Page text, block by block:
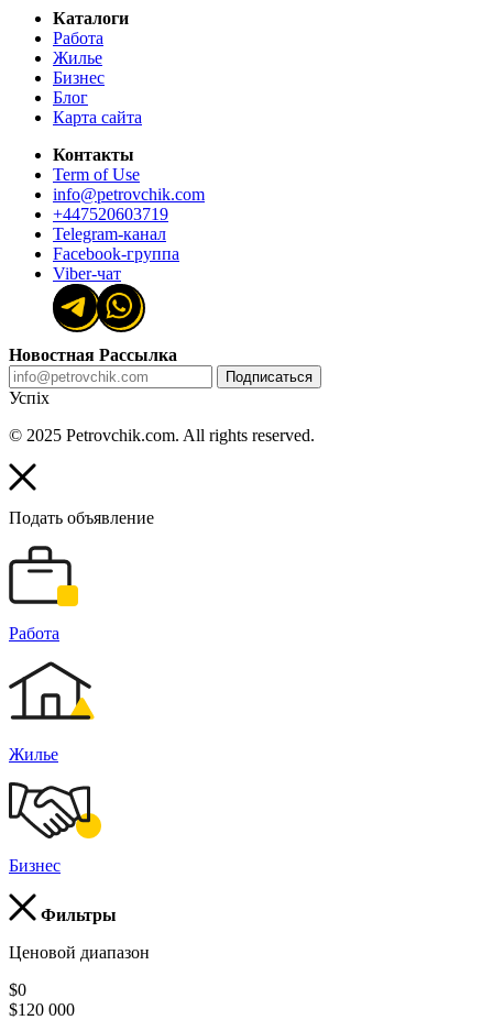
Каталоги
Работа
Жилье
Бизнес
Блог
Карта сайта
Контакты
Term of Use
info@petrovchik.com
+447520603719
Telegram-канал
Facebook-группа
Viber-чат
Новостная Рассылка
Подписаться
Успіх
© 2025 Petrovchik.com. All rights reserved.
Подать объявление
Работа
Жилье
Бизнес
Фильтры
Ценовой диапазон
$0
$120 000